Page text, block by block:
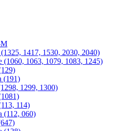
M
1417, 1530, 2030, 2040)
(1060, 1063, 1079, 1083, 1245)
(191)
1299, 1300)
114)
(112, 060)